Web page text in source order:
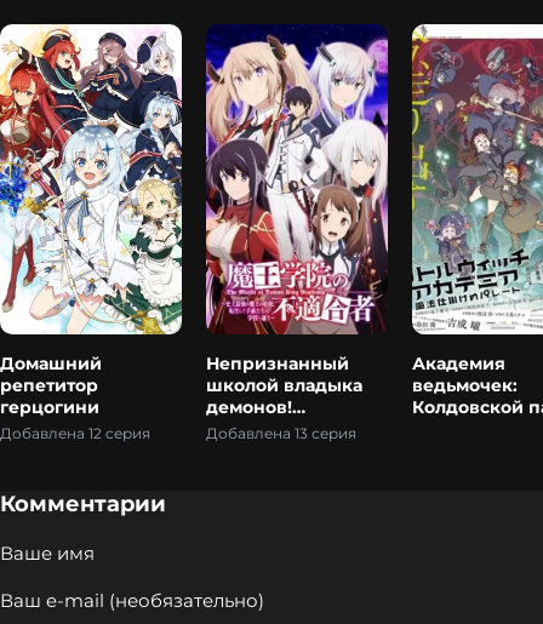
Домашний
репетитор
герцогини
Добавлена 12 серия
Непризнанный
школой владыка
демонов!
Сильнейший
Добавлена 13 серия
Академия
ведьмочек:
Колдовской
Комментарии